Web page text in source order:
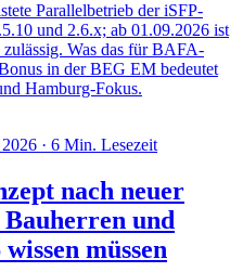
Parallelbetrieb der iSFP-
und 2.6.x; ab 01.09.2026 ist
Was das für BAFA-
in der BEG EM bedeutet
Hamburg-Fokus.
· 6 Min. Lesezeit
nach neuer
und
müssen